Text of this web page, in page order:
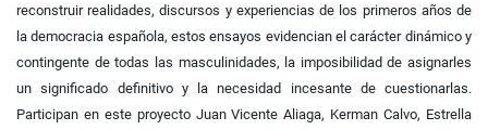
reconstruir realidades, discursos y experiencias de los primeros años de
la democracia española, estos ensayos evidencian el carácter dinámico y
contingente de todas las masculinidades, la imposibilidad de asignarles
un significado definitivo y la necesidad incesante de cuestionarlas.
Participan en este proyecto Juan Vicente Aliaga, Kerman Calvo, Estrella